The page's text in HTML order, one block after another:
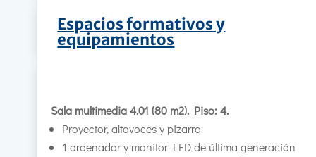
Espacios formativos y
equipamientos
Sala multimedia 4.01 (80 m2). Piso: 4.
Proyector, altavoces y pizarra
1 ordenador y monitor LED de última generación